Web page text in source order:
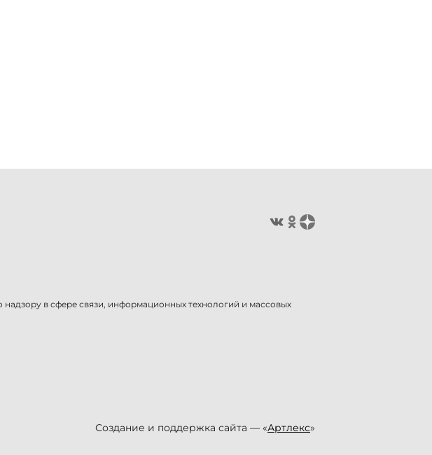
в сфере связи, информационных технологий и массовых
Создание и поддержка сайта — «Артлекс»